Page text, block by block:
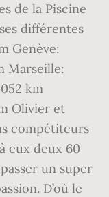
de la Piscine
différentes
Genève:
Marseille:
km
Olivier et
compétiteurs
eux deux 60
un super
D’où le